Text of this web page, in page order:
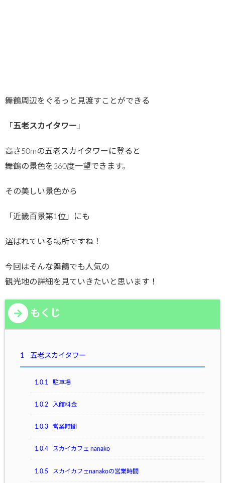
舞鶴周辺をぐるっと見渡すことができる
「 五老スカイタワー 」
高さ50mの五老スカイタワーに登ると
舞鶴の景色を360度一望できます。
その美しい景色から
「近畿百景第1位」にも
選ばれている場所ですね！
今回はそんな舞鶴でも人気の
観光地の詳細を見ていきたいと思います！
もくじ
1 五老スカイタワー
1.0.1 駐車場
1.0.2 入館料金
1.0.3 営業時間
1.0.4 スカイカフェ nanako
1.0.5 スカイカフェnanakoの営業時間